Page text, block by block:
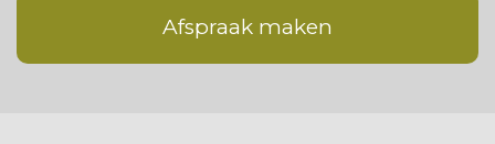
Afspraak maken